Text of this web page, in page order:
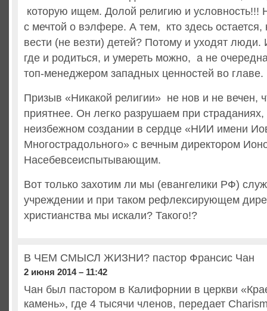
которую ищем. Долой религию и условность!!!
с мечтой о вэлфере. А тем, кто здесь остается,
вести (не везти) детей? Потому и уходят
где и родиться, и умереть можно, а не
топ-менеджером западных ценностей во главе.
Призыв «Никакой религии» не нов и не вечен,
приятнее. Он легко разрушаем при
неизбежном создании в сердце «НИИ имени
Многострадольного» с вечным директором
Насебевсеиспытывающим.
Вот только захотим ли мы (евангелики РФ)
учреждении и при таком рефлексирующем
христианства мы искали? Такого!?
В ЧЕМ СМЫСЛ ЖИЗНИ? пастор Франсис Чан
2 июня 2014 – 11:42
Чан был пастором в Калифорнии в церкви
камень», где 4 тысячи членов, передает